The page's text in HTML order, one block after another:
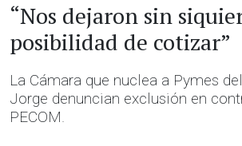
“Nos dejaron sin
posibilidad de cotizar”
La Cámara que nuclea a Pymes
Jorge denuncian exclusión en
PECOM.